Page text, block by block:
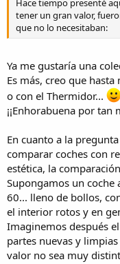
Hace tiempo presenté
tener un gran valor,
que no lo necesitaban:
Ya me gustaría una
Es más, creo que
o con el Thermidor...
¡¡Enhorabuena por tan
En cuanto a la
comparar coches con
estética, la
Supongamos un coche
60... lleno de bollos,
el interior rotos y en
Imaginemos después
partes nuevas y
valor no sea muy